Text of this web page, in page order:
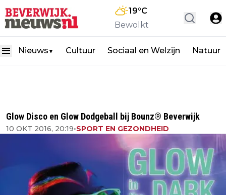
19°C
Bewolkt
Nieuws ▼ Cultuur Sociaal en Welzijn Natuur
Glow Disco en Glow Dodgeball bij Bounz® Beverwijk
10 OKT 2016, 20:19•SPORT EN GEZONDHEID